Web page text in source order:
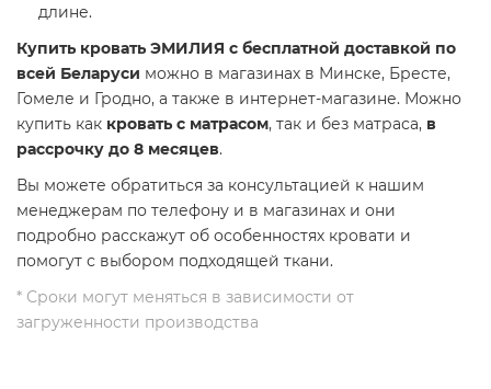
длине.
Купить кровать ЭМИЛИЯ с бесплатной доставкой по
всей Беларуси можно в магазинах в Минске, Бресте,
Гомеле и Гродно, а также в интернет-магазине. Можно
купить как кровать с матрасом, так и без матраса, в
рассрочку до 8 месяцев.
Вы можете обратиться за консультацией к нашим
менеджерам по телефону и в магазинах и они
подробно расскажут об особенностях кровати и
помогут с выбором подходящей ткани.
* Сроки могут меняться в зависимости от
загруженности производства